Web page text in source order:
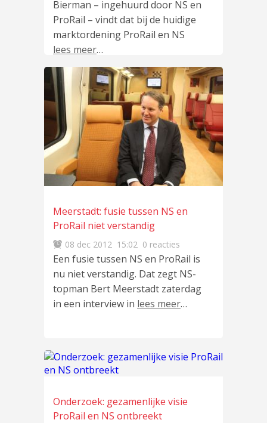
Bierman – ingehuurd door NS en
ProRail – vindt dat bij de huidige
marktordening ProRail en NS
lees meer…
Meerstadt: fusie tussen NS en
ProRail niet verstandig
08 dec 2012 15:02 0 reacties
Een fusie tussen NS en ProRail is
nu niet verstandig. Dat zegt NS-
topman Bert Meerstadt zaterdag
in een interview in lees meer…
Onderzoek: gezamenlijke visie
ProRail en NS ontbreekt